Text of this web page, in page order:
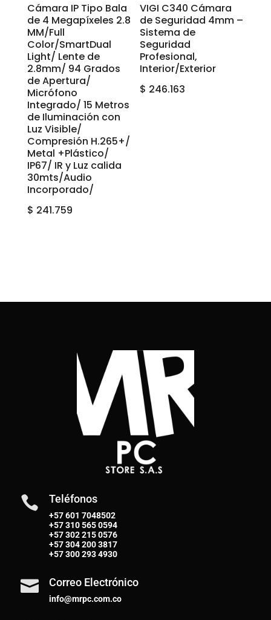
Cámara IP Tipo Bala
de 4 Megapíxeles 2.8
MM/Full
Color/SmartDual
Light/ Lente de
2.8mm/ 94 Grados
de Apertura/
Micrófono
Integrado/ 15 Metros
de Iluminación con
Luz Visible/
Compresión H.265+/
Metal +Plástico/
IP67/ IR y Luz calida
30mts/Audio
Incorporado/
$ 241.759
VIGI C340 Cámara
de Seguridad 4mm –
Sistema de
Seguridad
Profesional,
Interior/Exterior
$ 246.163
 Teléfonos
+57 601 7048502
+57310 565 0594
+57302 215 0576
+57304 200 3817
+57300 293 4930
 Correo Electrónico
info@mrpc.com.co